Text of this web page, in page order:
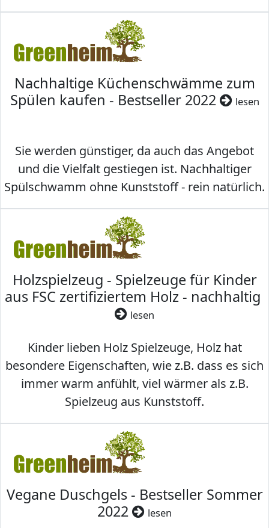
Nachhaltige Küchenschwämme zum
Spülen kaufen - Bestseller 2022
lesen
Sie werden günstiger, da auch das Angebot
und die Vielfalt gestiegen ist. Nachhaltiger
Spülschwamm ohne Kunststoff - rein natürlich.
Holzspielzeug - Spielzeuge für Kinder
aus FSC zertifiziertem Holz - nachhaltig
lesen
Kinder lieben Holz Spielzeuge, Holz hat
besondere Eigenschaften, wie z.B. dass es sich
immer warm anfühlt, viel wärmer als z.B.
Spielzeug aus Kunststoff.
Vegane Duschgels - Bestseller Sommer
2022
lesen